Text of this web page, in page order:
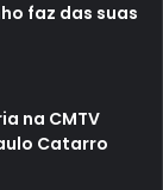
faz das suas
na CMTV
Catarro